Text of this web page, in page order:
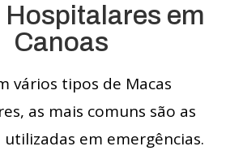
Hospitalares em
Canoas
vários tipos de Macas
as mais comuns são as
em emergências.